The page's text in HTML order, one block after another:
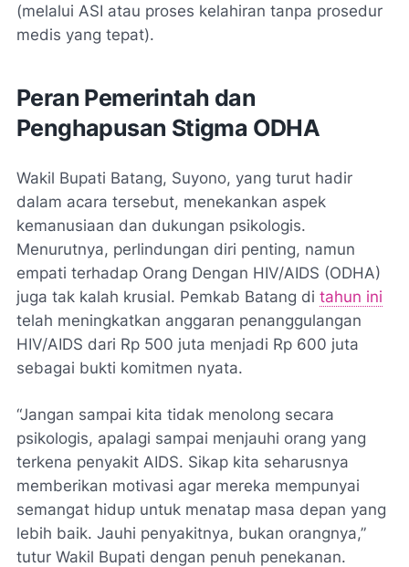
(melalui ASI atau proses kelahiran tanpa prosedur
medis yang tepat).
Peran Pemerintah dan
Penghapusan Stigma ODHA
Wakil Bupati Batang, Suyono, yang turut hadir
dalam acara tersebut, menekankan aspek
kemanusiaan dan dukungan psikologis.
Menurutnya, perlindungan diri penting, namun
empati terhadap Orang Dengan HIV/AIDS (ODHA)
juga tak kalah krusial. Pemkab Batang di tahun ini
telah meningkatkan anggaran penanggulangan
HIV/AIDS dari Rp 500 juta menjadi Rp 600 juta
sebagai bukti komitmen nyata.
“Jangan sampai kita tidak menolong secara
psikologis, apalagi sampai menjauhi orang yang
terkena penyakit AIDS. Sikap kita seharusnya
memberikan motivasi agar mereka mempunyai
semangat hidup untuk menatap masa depan yang
lebih baik. Jauhi penyakitnya, bukan orangnya,”
tutur Wakil Bupati dengan penuh penekanan.